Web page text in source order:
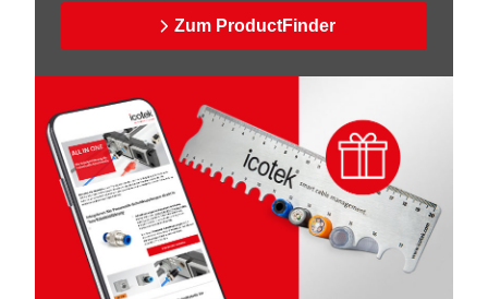
Zum ProductFinder